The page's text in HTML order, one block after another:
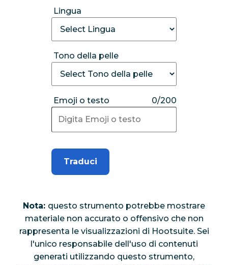
Lingua
Tono della pelle
Emoji o testo 0/200
Traduci
Nota: questo strumento potrebbe mostrare
materiale non accurato o offensivo che non
rappresenta le visualizzazioni di Hootsuite. Sei
l'unico responsabile dell'uso di contenuti
generati utilizzando questo strumento,